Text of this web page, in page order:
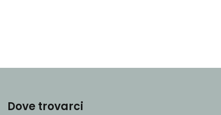
Dove trovarci